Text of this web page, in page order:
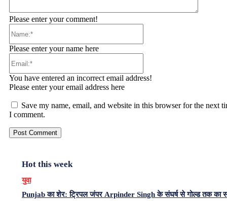
Please enter your comment!
Please enter your name here
You have entered an incorrect email address!
Please enter your email address here
Save my name, email, and website in this browser for the next
I comment.
Hot this week
युवा
Punjab का शेर: ट्रिपल जंपर Arpinder Singh के संघर्ष से गोल्ड तक का